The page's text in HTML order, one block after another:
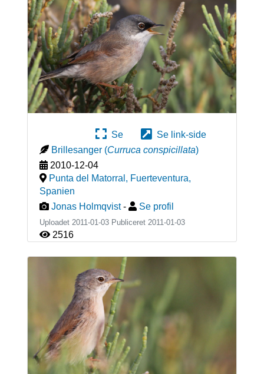
Se
Se link-side
Brillesanger (Curruca conspicillata)
2010-12-04
Punta del Matorral, Fuerteventura,
Spanien
Jonas Holmqvist - Se profil
Uploadet 2011-01-03 Publiceret 2011-01-03
2516